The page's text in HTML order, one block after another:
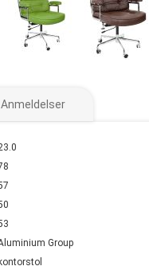
Group
kontorstol
Anmeldelser